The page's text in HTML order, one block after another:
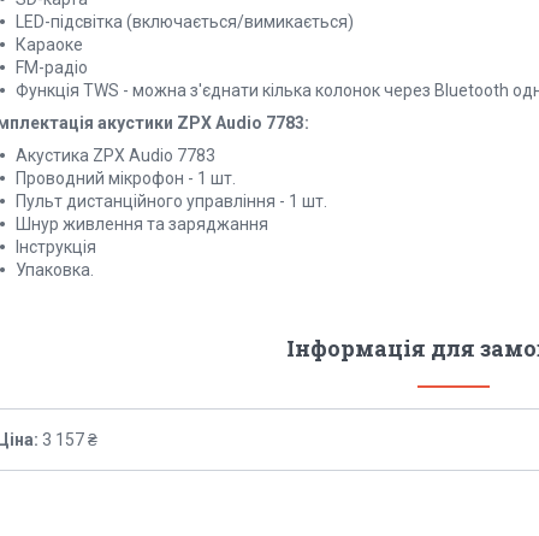
LED-підсвітка (включається/вимикається)
Караоке
FM-радіо
Функція TWS - можна з'єднати кілька колонок через Bluetooth
акустики ZPX Audio 7783:
Акустика ZPX Audio 7783
Проводний мікрофон - 1 шт.
Пульт дистанційного управління - 1 шт.
Шнур живлення та заряджання
Інструкція
Упаковка.
Інформація для
3 157 ₴